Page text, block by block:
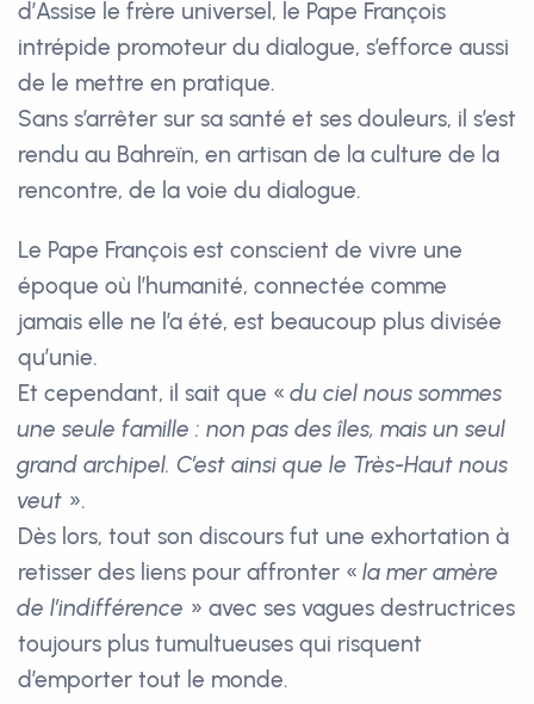
d’Assise le frère universel, le Pape François
intrépide promoteur du dialogue, s’efforce aussi
de le mettre en pratique.
Sans s’arrêter sur sa santé et ses douleurs, il s’est
rendu au Bahreïn, en artisan de la culture de la
rencontre, de la voie du dialogue.
Le Pape François est conscient de vivre une
époque où l’humanité, connectée comme
jamais elle ne l’a été, est beaucoup plus divisée
qu’unie.
Et cependant, il sait que «du ciel nous sommes
une seule famille : non pas des îles, mais un seul
grand archipel. C’est ainsi que le Très-Haut nous
veut ».
Dès lors, tout son discours fut une exhortation à
retisser des liens pour affronter «la mer amère
de l’indifférence » avec ses vagues destructrices
toujours plus tumultueuses qui risquent
d’emporter tout le monde.